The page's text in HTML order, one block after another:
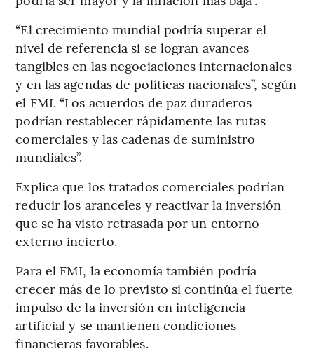
“El crecimiento mundial podría superar el
nivel de referencia si se logran avances
tangibles en las negociaciones internacionales
y en las agendas de políticas nacionales”, según
el FMI. “Los acuerdos de paz duraderos
podrían restablecer rápidamente las rutas
comerciales y las cadenas de suministro
mundiales”.
Explica que los tratados comerciales podrían
reducir los aranceles y reactivar la inversión
que se ha visto retrasada por un entorno
externo incierto.
Para el FMI, la economía también podría
crecer más de lo previsto si continúa el fuerte
impulso de la inversión en inteligencia
artificial y se mantienen condiciones
financieras favorables.